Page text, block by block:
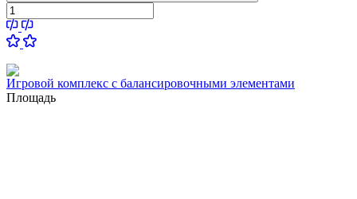
Игровой комплекс с балансировочными элементами
Площадь